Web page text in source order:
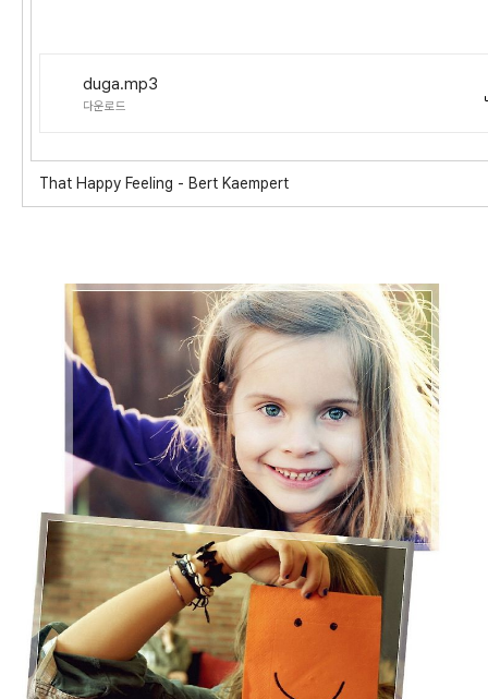
duga.mp3
다운로드
That Happy Feeling - Bert Kaempert